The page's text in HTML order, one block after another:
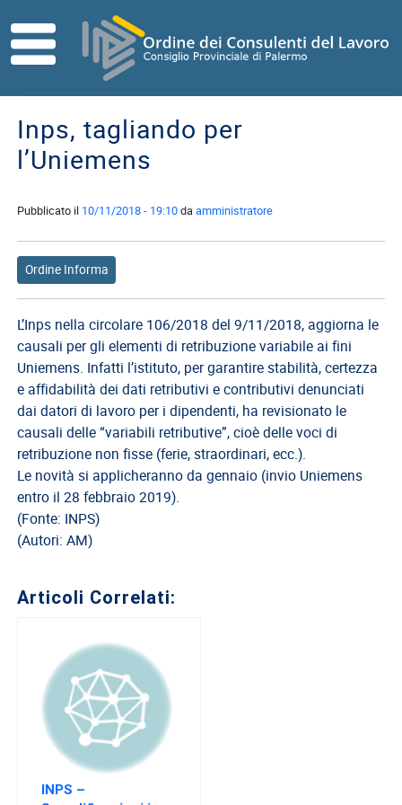
HOME
Direttivo
Consiglio
Disciplina
Contatti
Commissioni
Referenti
ISCRITTI
I
Consulenti
del
Lavoro
Ricerca
Iscritti
Modulistica
Norme
Regolamenti
Direttivo
Ancl
ENPACL
Previdenza
Enpacl
Inps, tagliando per
l’Uniemens
Pubblicato il 10/11/2018 - 19:10daamministratore
Ordine Informa
L’Inps nella circolare 106/2018 del 9/11/2018, aggiorna le
causali per gli elementi di retribuzione variabile ai fini
Uniemens. Infatti l’istituto, per garantire stabilità, certezza
e affidabilità dei dati retributivi e contributivi denunciati
dai datori di lavoro per i dipendenti, ha revisionato le
causali delle “variabili retributive”, cioè delle voci di
retribuzione non fisse (ferie, straordinari, ecc.).
Le novità si applicheranno da gennaio (invio Uniemens
entro il 28 febbraio 2019).
(Fonte: INPS)
(Autori: AM)
Articoli Correlati:
INPS –